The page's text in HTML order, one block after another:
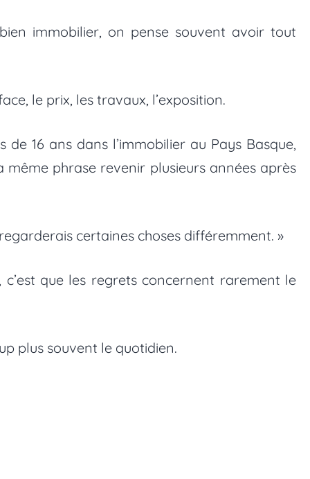
immobilier, on pense souvent avoir tout
le prix, les travaux, l’exposition.
de 16 ans dans l’immobilier au Pays Basque,
même phrase revenir plusieurs années après
certaines choses différemment. »
c’est que les regrets concernent rarement le
plus souvent le quotidien.